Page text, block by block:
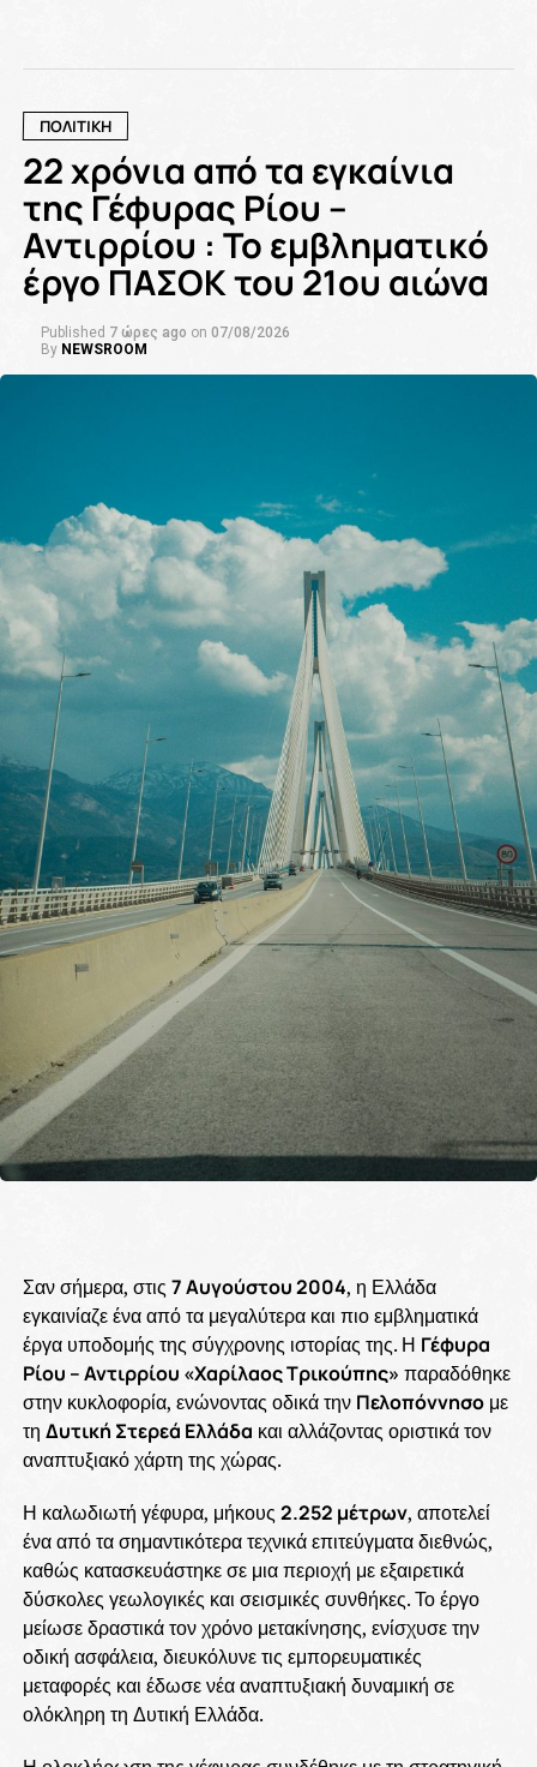
ΠΟΛΙΤΙΚΗ
22 χρόνια από τα εγκαίνια
της Γέφυρας Ρίου –
Αντιρρίου : Το εμβληματικό
έργο ΠΑΣΟΚ του 21ου αιώνα
Published 7 ώρες ago on 07/08/2026
By NEWSROOM
Σαν σήμερα, στις 7 Αυγούστου 2004, η Ελλάδα
εγκαινίαζε ένα από τα μεγαλύτερα και πιο εμβληματικά
έργα υποδομής της σύγχρονης ιστορίας της. Η Γέφυρα
Ρίου – Αντιρρίου «Χαρίλαος Τρικούπης» παραδόθηκε
στην κυκλοφορία, ενώνοντας οδικά την Πελοπόννησομε
τη Δυτική Στερεά Ελλάδα και αλλάζοντας οριστικά τον
αναπτυξιακό χάρτη της χώρας.
Η καλωδιωτή γέφυρα, μήκους 2.252 μέτρων, αποτελεί
ένα από τα σημαντικότερα τεχνικά επιτεύγματα διεθνώς,
καθώς κατασκευάστηκε σε μια περιοχή με εξαιρετικά
δύσκολες γεωλογικές και σεισμικές συνθήκες. Το έργο
μείωσε δραστικά τον χρόνο μετακίνησης, ενίσχυσε την
οδική ασφάλεια, διευκόλυνε τις εμπορευματικές
μεταφορές και έδωσε νέα αναπτυξιακή δυναμική σε
ολόκληρη τη Δυτική Ελλάδα.